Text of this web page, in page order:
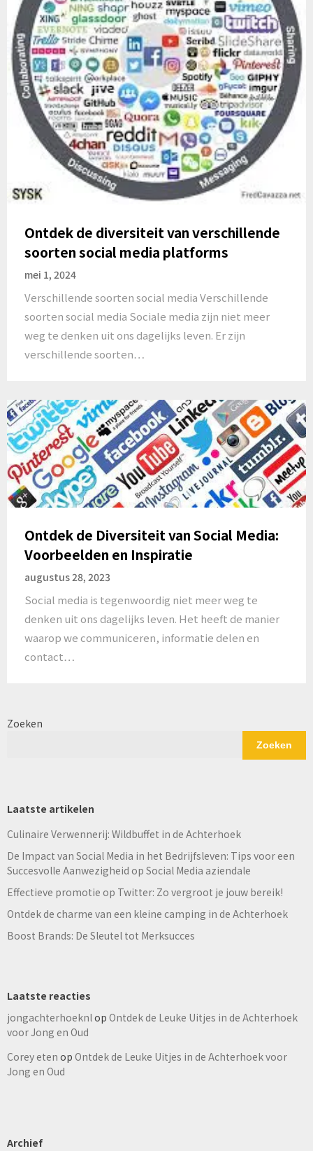
Ontdek de diversiteit van verschillende
soorten social media platforms
mei 1, 2024
Verschillende soorten social media Verschillende
soorten social media Sociale media zijn niet meer
weg te denken uit ons dagelijks leven. Er zijn
verschillende soorten…
Ontdek de Diversiteit van Social Media:
Voorbeelden en Inspiratie
augustus 28, 2023
Social media is tegenwoordig niet meer weg te
denken uit ons dagelijks leven. Het heeft de manier
waarop we communiceren, informatie delen en
contact…
Zoeken
Zoeken
Laatste artikelen
Culinaire Verwennerij: Wildbuffet in de Achterhoek
De Impact van Social Media in het Bedrijfsleven: Tips voor een
Succesvolle Aanwezigheid op Social Media aziendale
Effectieve promotie op Twitter: Zo vergroot je jouw bereik!
Ontdek de charme van een kleine camping in de Achterhoek
Boost Brands: De Sleutel tot Merksucces
Laatste reacties
jongachterhoeknlop Ontdek de Leuke Uitjes in de Achterhoek
voor Jong en Oud
Corey eten op Ontdek de Leuke Uitjes in de Achterhoek voor
Jong en Oud
Archief